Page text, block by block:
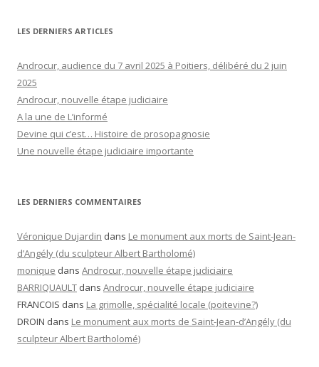
LES DERNIERS ARTICLES
Androcur, audience du 7 avril 2025 à Poitiers, délibéré du 2 juin
2025
Androcur, nouvelle étape judiciaire
A la une de L’informé
Devine qui c’est… Histoire de prosopagnosie
Une nouvelle étape judiciaire importante
LES DERNIERS COMMENTAIRES
Véronique Dujardin dans Le monument aux morts de Saint-Jean-
d’Angély (du sculpteur Albert Bartholomé)
monique dans Androcur, nouvelle étape judiciaire
BARRIQUAULT dans Androcur, nouvelle étape judiciaire
FRANCOIS dans La grimolle, spécialité locale (poitevine?)
DROIN dans Le monument aux morts de Saint-Jean-d’Angély (du
sculpteur Albert Bartholomé)